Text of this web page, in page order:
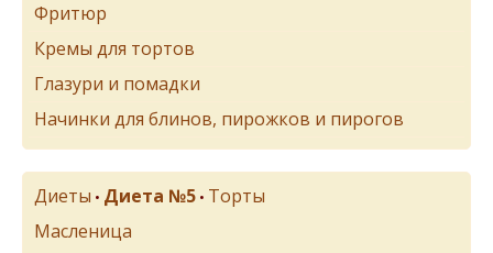
Фритюр
Кремы для тортов
Глазури и помадки
Начинки для блинов, пирожков и пирогов
Диеты • Диета №5 • Торты
Масленица